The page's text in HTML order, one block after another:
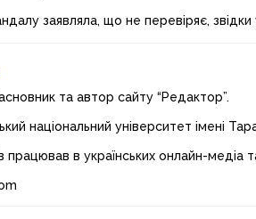
заявляла, що не перевіряє, звідки
та автор сайту “Редактор”.
національний університет імені
працював в українських онлайн-медіа